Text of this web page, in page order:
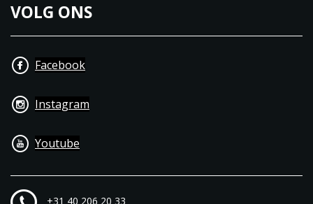
VOLG ONS
Facebook
Instagram
Youtube
+31 40 206 20 33